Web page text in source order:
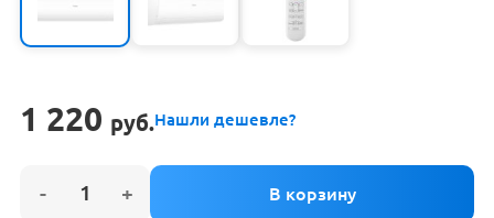
1 220 руб.Нашли дешевле?